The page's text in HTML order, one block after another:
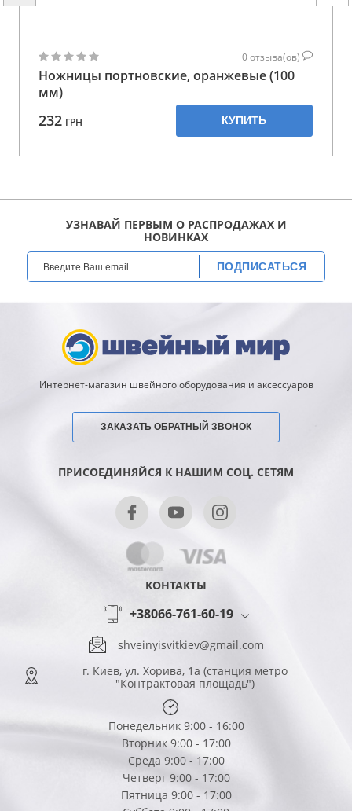
0отзыва(ов)
Ножницы портновские, оранжевые (100
мм)
232 ГРН КУПИТЬ
УЗНАВАЙ ПЕРВЫМ О РАСПРОДАЖАХ И
НОВИНКАХ
ПОДПИСАТЬСЯ
Интернет-магазин швейного оборудования и аксессуаров
ЗАКАЗАТЬ ОБРАТНЫЙ ЗВОНОК
ПРИСОЕДИНЯЙСЯ К НАШИМ СОЦ. СЕТЯМ
КОНТАКТЫ
+38066-761-60-19
shveinyisvitkiev@gmail.com
г. Киев, ул. Хорива, 1а (станция метро
"Контрактовая площадь")
Понедельник 9:00 - 16:00
Вторник 9:00 - 17:00
Среда 9:00 - 17:00
Четверг 9:00 - 17:00
Пятница 9:00 - 17:00